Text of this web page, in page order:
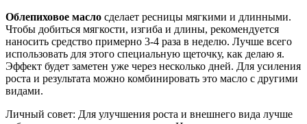
Облепиховое масло сделает ресницы мягкими и длинными.
Чтобы добиться мягкости, изгиба и длины, рекомендуется
наносить средство примерно 3-4 раза в неделю. Лучше всего
использовать для этого специальную щеточку, как делаю я.
Эффект будет заметен уже через несколько дней. Для усиления
роста и результата можно комбинировать это масло с другими
видами.
Личный совет: Для улучшения роста и внешнего вида лучше